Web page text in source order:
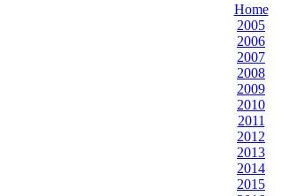
Home
2005
2006
2007
2008
2009
2010
2011
2012
2013
2014
2015